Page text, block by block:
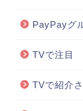
PayPayグ
TVで注目
TVで紹介